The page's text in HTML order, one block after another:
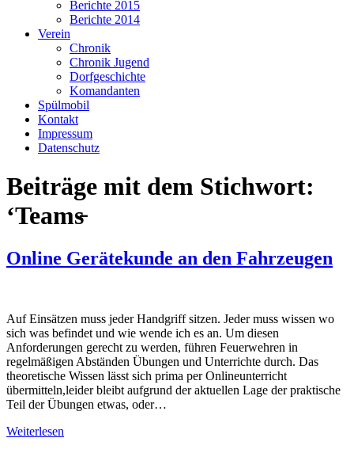
Berichte 2015
Berichte 2014
Verein
Chronik
Chronik Jugend
Dorfgeschichte
Komandanten
Spülmobil
Kontakt
Impressum
Datenschutz
Beiträge mit dem Stichwort:
‘Teams̵
Online Gerätekunde an den Fahrzeugen
Auf Einsätzen muss jeder Handgriff sitzen. Jeder muss wissen wo
sich was befindet und wie wende ich es an. Um diesen
Anforderungen gerecht zu werden, führen Feuerwehren in
regelmäßigen Abständen Übungen und Unterrichte durch. Das
theoretische Wissen lässt sich prima per Onlineunterricht
übermitteln,leider bleibt aufgrund der aktuellen Lage der praktische
Teil der Übungen etwas, oder…
Weiterlesen